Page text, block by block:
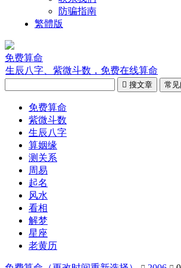
防骗指南
繁體版
免费算命
生辰八字、紫微斗数，免费在线算命
 搜文章 常
免费算命
紫微斗数
生辰八字
算姻缘
测关系
周易
起名
风水
看相
解梦
星座
老黄历